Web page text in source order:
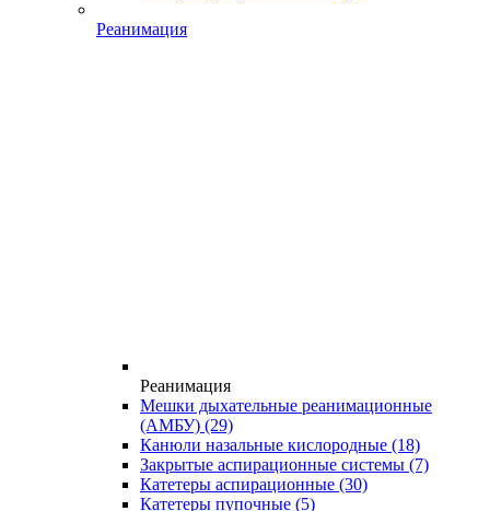
Реанимация
Реанимация
Мешки дыхательные реанимационные
(АМБУ) (29)
Канюли назальные кислородные (18)
Закрытые аспирационные системы (7)
Катетеры аспирационные (30)
Катетеры пупочные (5)